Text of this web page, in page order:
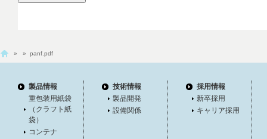
» » panf.pdf
製品情報
重包装用紙袋
（クラフト紙
袋）
コンテナ
技術情報
製品開発
設備関係
採用情報
新卒採用
キャリア採用